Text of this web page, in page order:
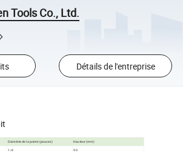
Tools Co., Ltd.
Détails de l'entreprise
Diamètre de la pointe (pouces) Hauteur (mm)
1/4 90